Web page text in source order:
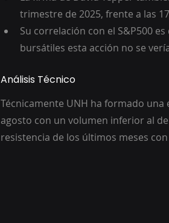
trimestre de 2025, frente a las
Su correlación con el S&P500
bursátiles esta acción no se
Análisis Técnico
Técnicamente UNH ha formado
agosto con un volumen inferior al
resistencia de los últimos meses